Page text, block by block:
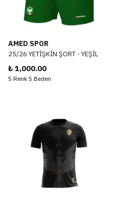
AMED SPOR
25/26 YETİŞKİN ŞORT - YEŞİL
₺ 1,000.00
5 Renk 5 Beden